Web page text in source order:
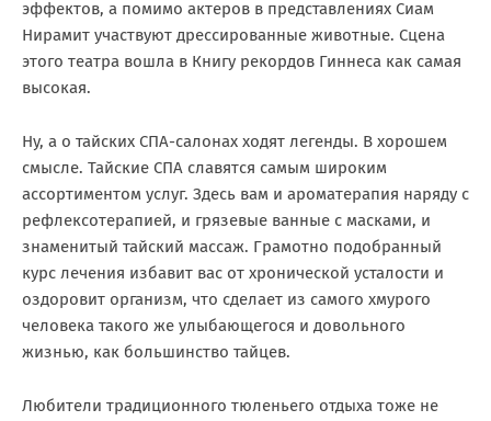
эффектов, а помимо актеров в представлениях Сиам
Нирамит участвуют дрессированные животные. Сцена
этого театра вошла в Книгу рекордов Гиннеса как самая
высокая.
Ну, а о тайских СПА-салонах ходят легенды. В хорошем
смысле. Тайские СПА славятся самым широким
ассортиментом услуг. Здесь вам и ароматерапия наряду с
рефлексотерапией, и грязевые ванные с масками, и
знаменитый тайский массаж. Грамотно подобранный
курс лечения избавит вас от хронической усталости и
оздоровит организм, что сделает из самого хмурого
человека такого же улыбающегося и довольного
жизнью, как большинство тайцев.
Любители традиционного тюленьего отдыха тоже не